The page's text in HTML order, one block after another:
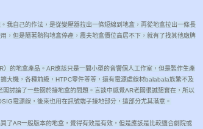
我自己的作法，是從變壓器拉出一條短線到地盒，再從地盒拉出一條長
，但是隨著熱狗地盒停產，農夫地盒價位高居不下，就有了找其他廠牌
的地盒產品。AR應該只是一間小型的音響個人工作室，但是製作生產
大機，各種前級，HTPC零件等等，還有電源處線材balabala族繁不及
討論了一些關於接地盒的問題。言談中感覺AR老闆很誠懇實在，所以
電源線，後來也用在訊號端子接地部分，這部分尤其滿意。
了AR一般版本的地盒，覺得有效是有效，但是應該是比較適合劇院或